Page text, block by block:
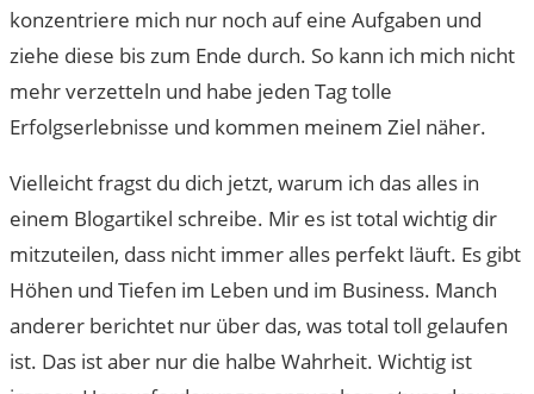
konzentriere mich nur noch auf eine Aufgaben und
ziehe diese bis zum Ende durch. So kann ich mich nicht
mehr verzetteln und habe jeden Tag tolle
Erfolgserlebnisse und kommen meinem Ziel näher.
Vielleicht fragst du dich jetzt, warum ich das alles in
einem Blogartikel schreibe. Mir es ist total wichtig dir
mitzuteilen, dass nicht immer alles perfekt läuft. Es gibt
Höhen und Tiefen im Leben und im Business. Manch
anderer berichtet nur über das, was total toll gelaufen
ist. Das ist aber nur die halbe Wahrheit. Wichtig ist